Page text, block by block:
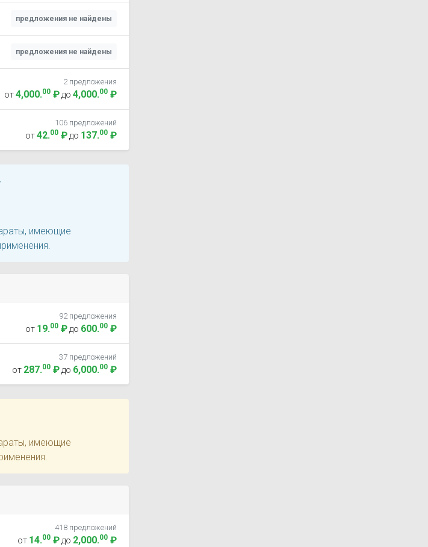
предложения не найдены
предложения не найдены
2 предложения
от4,000.00 ₽ до 4,000.00 ₽
106 предложений
от42.00 ₽ до 137.00 ₽
имеющие
92 предложения
от 19.00 ₽ до 600.00 ₽
37 предложений
от 287.00 ₽ до 6,000.00 ₽
имеющие
418 предложений
от 14.00 ₽ до 2,000.00 ₽